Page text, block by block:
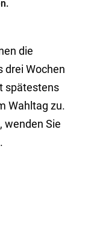
die
drei Wochen
spätestens
Wahltag zu.
wenden Sie